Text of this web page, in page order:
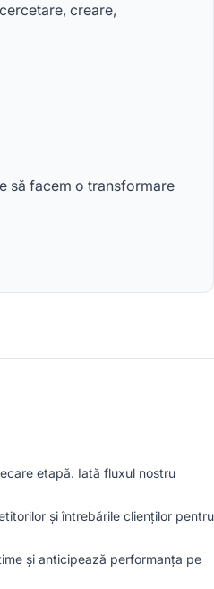
creare,
să facem o transformare
etapă. Iată fluxul nostru
și întrebările clienților pentru
și anticipează performanța pe